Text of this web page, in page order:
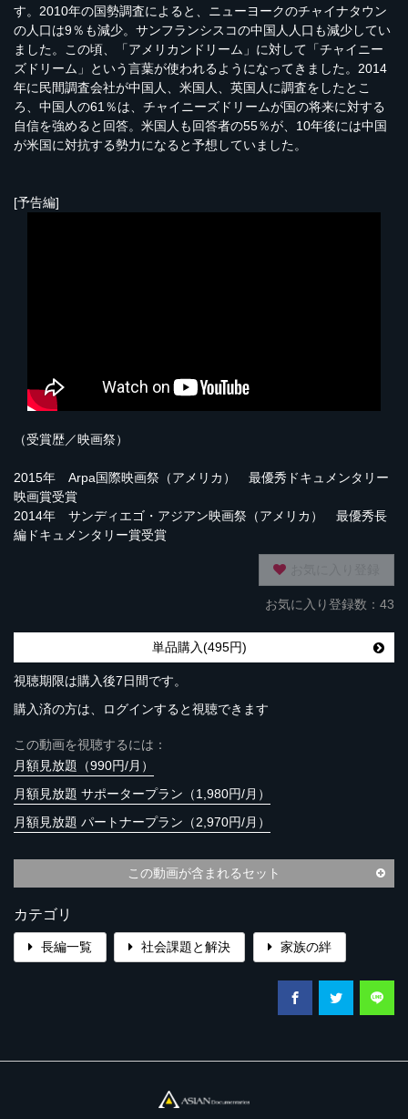
す。2010年の国勢調査によると、ニューヨークのチャイナタウン
の人口は9％も減少。サンフランシスコの中国人人口も減少してい
ました。この頃、「アメリカンドリーム」に対して「チャイニー
ズドリーム」という言葉が使われるようになってきました。2014
年に民間調査会社が中国人、米国人、英国人に調査をしたとこ
ろ、中国人の61％は、チャイニーズドリームが国の将来に対する
自信を強めると回答。米国人も回答者の55％が、10年後には中国
が米国に対抗する勢力になると予想していました。
[予告編]
（受賞歴／映画祭）
2015年 Arpa国際映画祭（アメリカ） 最優秀ドキュメンタリー
映画賞受賞
2014年 サンディエゴ・アジアン映画祭（アメリカ） 最優秀長
編ドキュメンタリー賞受賞
お気に入り登録数：43
単品購入(495円)
視聴期限は購入後7日間です。
購入済の方は、ログインすると視聴できます
この動画を視聴するには：
月額見放題（990円/月）
月額見放題 サポータープラン（1,980円/月）
月額見放題 パートナープラン（2,970円/月）
この動画が含まれるセット
カテゴリ
長編一覧 社会課題と解決 家族の絆